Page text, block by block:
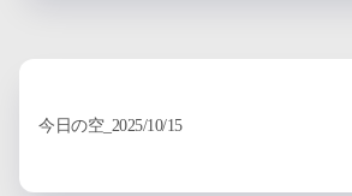
今日の空_2025/10/15